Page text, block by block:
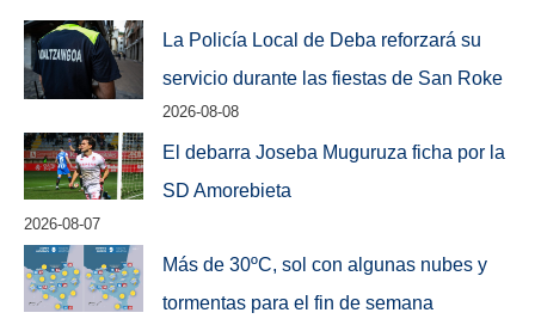
La Policía Local de Deba reforzará su
servicio durante las fiestas de San Roke
2026-08-08
El debarra Joseba Muguruza ficha por la
SD Amorebieta
2026-08-07
Más de 30ºC, sol con algunas nubes y
tormentas para el fin de semana